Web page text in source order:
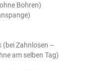
Bohren)
Zahnlosen –
am selben Tag)